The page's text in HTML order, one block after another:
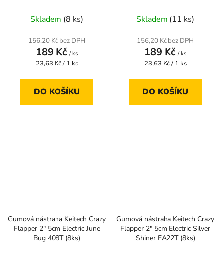
Skladem (8 ks)
156,20 Kč bez DPH
189 Kč / ks
Měrná
23,63 Kč / 1 ks
DO KOŠÍKU
Skladem (11 ks)
156,20 Kč bez DPH
189 Kč / ks
Měrná
23,63 Kč / 1 ks
DO KOŠÍKU
Gumová nástraha Keitech Crazy
Flapper 2" 5cm Electric June
Bug 408T (8ks)
Gumová nástraha Keitech Crazy
Flapper 2" 5cm Electric Silver
Shiner EA22T (8ks)